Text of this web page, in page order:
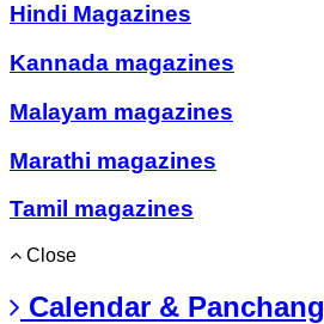
Hindi Magazines
Kannada magazines
Malayam magazines
Marathi magazines
Tamil magazines
Close
Calendar & Panchang